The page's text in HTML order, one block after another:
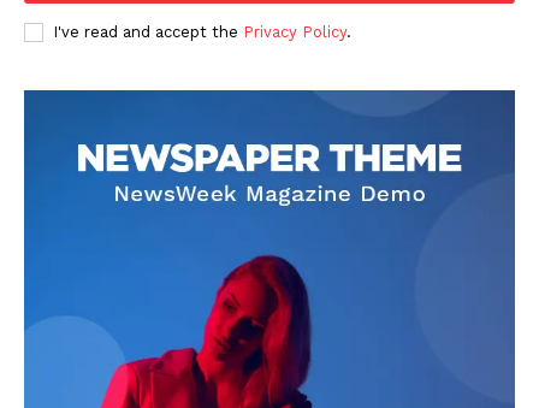
Contact us
Subscription Plans
My account
I've read and accept the Privacy Policy.